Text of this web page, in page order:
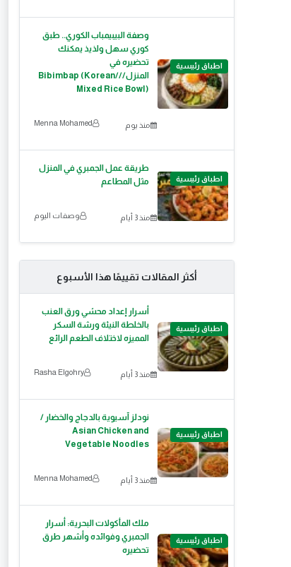
اطباق رئيسية
وصفة البيبيمباب الكوري.. طبق
كوري سهل ولذيذ يمكنك
تحضيره في
المنزل///Bibimbap (Korean
Mixed Rice Bowl)
منذ يوم Menna Mohamed
اطباق رئيسية
طريقة عمل الجمبري في المنزل
مثل المطاعم
منذ 3 أيام وصفات اليوم
أكثر المقالات تقييمًا هذا الأسبوع
اطباق رئيسية
أسرار إعداد محشي ورق العنب
بالخلطة النيئة ورشة السكر
المميزه لاختلاف الطعم الرائع
منذ 3 أيام Rasha Elgohry
اطباق رئيسية
نودلز آسيوية بالدجاج والخضار /
Asian Chicken and
Vegetable Noodles
منذ 3 أيام Menna Mohamed
اطباق رئيسية
ملك المأكولات البحرية: أسرار
الجمبري وفوائده وأشهر طرق
تحضيره